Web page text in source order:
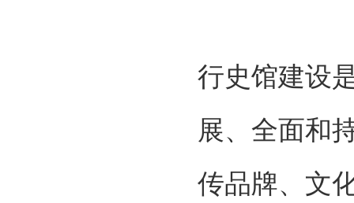
行史馆建设
展、全面和
传品牌、文